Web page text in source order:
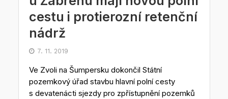
cestu i protierozní retenční
nádrž
7. 11. 2019
Ve Zvoli na Šumpersku dokončil Státní
pozemkový úřad stavbu hlavní polní cesty
s devatenácti sjezdy pro zpřístupnění pozemků